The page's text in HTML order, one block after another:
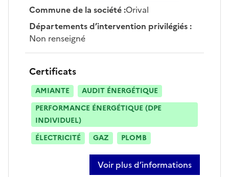
Commune de la société:Orival
Départements d’intervention privilégiés:
Non renseigné
Certificats
AMIANTE
AUDIT ÉNERGÉTIQUE
PERFORMANCE ÉNERGÉTIQUE (DPE
INDIVIDUEL)
ÉLECTRICITÉ
GAZ PLOMB
Voir plus d’informations
sur raphael boutellier